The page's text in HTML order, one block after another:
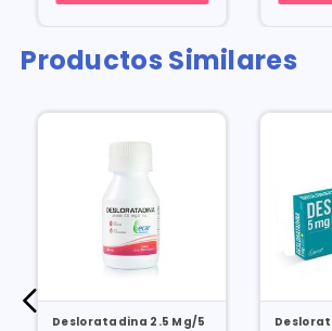
Productos Similares
Desloratadina 2.5 Mg/5